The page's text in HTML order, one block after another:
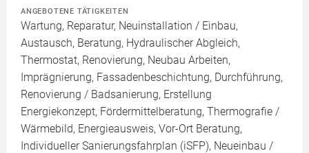
ANGEBOTENE TÄTIGKEITEN
Wartung, Reparatur, Neuinstallation / Einbau,
Austausch, Beratung, Hydraulischer Abgleich,
Thermostat, Renovierung, Neubau Arbeiten,
Imprägnierung, Fassadenbeschichtung, Durchführung,
Renovierung / Badsanierung, Erstellung
Energiekonzept, Fördermittelberatung, Thermografie /
Wärmebild, Energieausweis, Vor-Ort Beratung,
Individueller Sanierungsfahrplan (iSFP), Neueinbau /